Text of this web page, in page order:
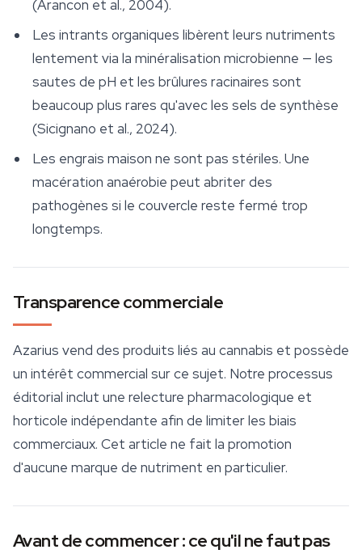
(Arancon et al., 2004).
Les intrants organiques libèrent leurs nutriments
lentement via la minéralisation microbienne — les
sautes de pH et les brûlures racinaires sont
beaucoup plus rares qu'avec les sels de synthèse
(Sicignano et al., 2024).
Les engrais maison ne sont pas stériles. Une
macération anaérobie peut abriter des
pathogènes si le couvercle reste fermé trop
longtemps.
Transparence commerciale
Azarius vend des produits liés au cannabis et possède
un intérêt commercial sur ce sujet. Notre processus
éditorial inclut une relecture pharmacologique et
horticole indépendante afin de limiter les biais
commerciaux. Cet article ne fait la promotion
d'aucune marque de nutriment en particulier.
Avant de commencer : ce qu'il ne faut pas